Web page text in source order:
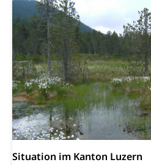
Situation im Kanton Luzern
Kantonales
Prävention
Sozialversicherungen,
Arbeitslosenversicherung,
Mutterschaftsversicherung,
Unfallversicherung,
Sozialhilfe
Kranken- und
Soziales und
Sucht und Drogen
Drogenabhängigkeit,
Medikamentenabhängigkeit,
Arzneimittelabhängigkeit,
Drogenabhängige,